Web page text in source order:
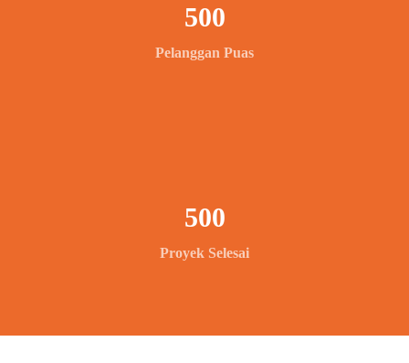
Pelanggan Puas
500
Proyek Selesai
500